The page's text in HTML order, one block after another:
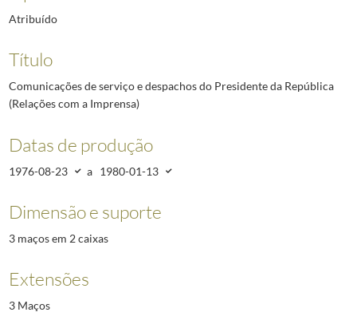
Atribuído
Título
Comunicações de serviço e despachos do Presidente da República
(Relações com a Imprensa)
Datas de produção
1976-08-23 a 1980-01-13
Dimensão e suporte
3 maços em 2 caixas
Extensões
3 Maços